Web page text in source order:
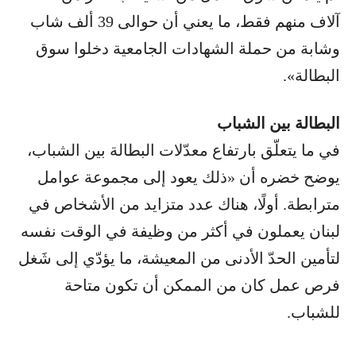
آلاف منهم فقط، ما يعني أن حوالى 39 ألف شاب
وشابة من حملة الشهادات الجامعية دخلوا سوق
البطالة».
البطالة بين الشباب
في ما يتعلّق بارتفاع معدّلات البطالة بين الشباب،
يوضح خضره أن «ذلك يعود إلى مجموعة عوامل
مترابطة. أولًا، هناك عدد متزايد من الأشخاص في
لبنان يعملون في أكثر من وظيفة في الوقت نفسه
لتأمين الحدّ الأدنى من المعيشة، ما يؤدّي إلى شَغل
فرص عمل كان من الممكن أن تكون متاحة
للشباب.